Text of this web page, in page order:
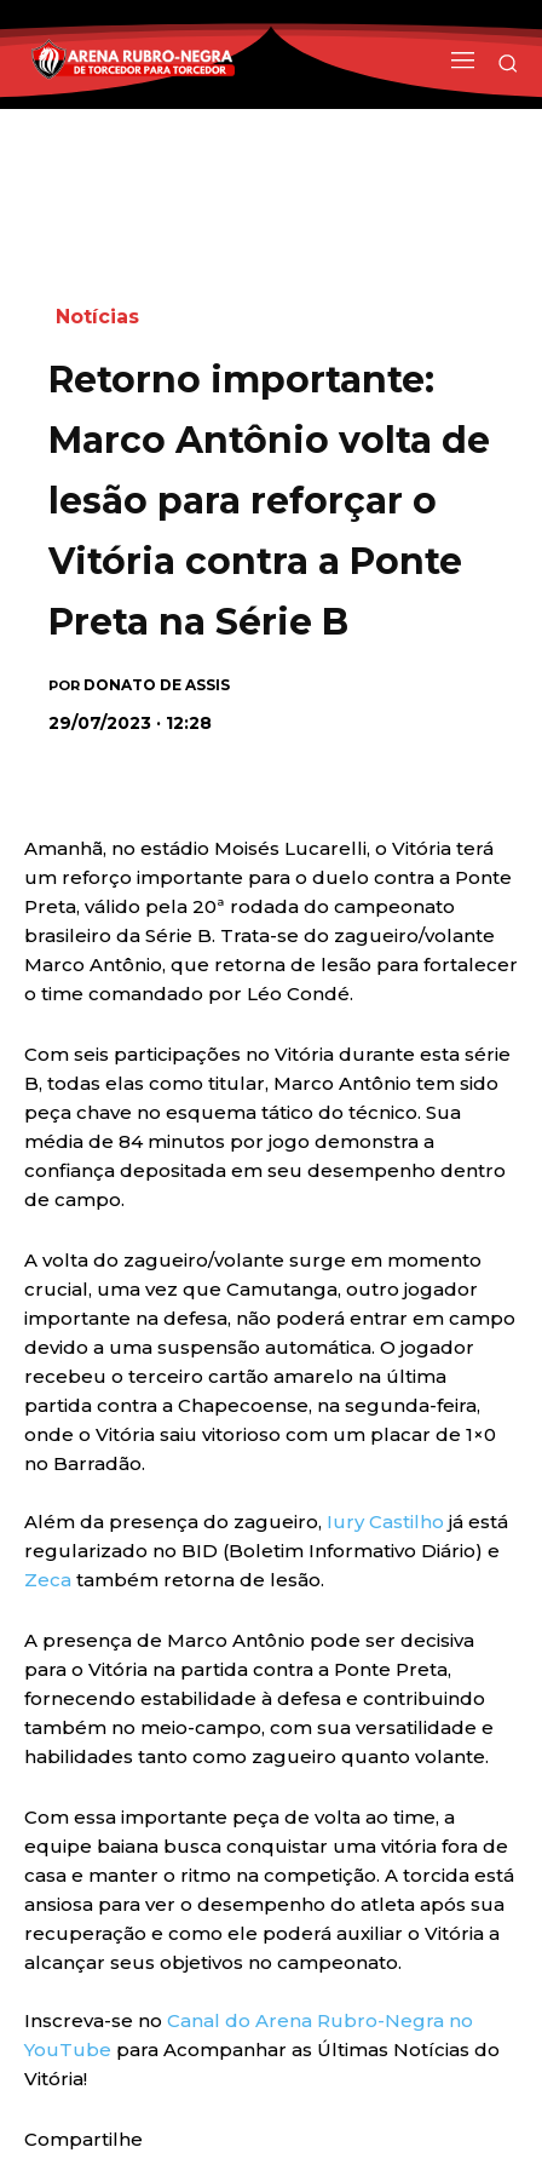
Notícias
Retorno importante:
Marco Antônio volta de
lesão para reforçar o
Vitória contra a Ponte
Preta na Série B
POR DONATO DE ASSIS
29/07/2023 · 12:28
Amanhã, no estádio Moisés Lucarelli, o Vitória terá
um reforço importante para o duelo contra a Ponte
Preta, válido pela 20ª rodada do campeonato
brasileiro da Série B. Trata-se do zagueiro/volante
Marco Antônio, que retorna de lesão para fortalecer
o time comandado por Léo Condé.
Com seis participações no Vitória durante esta série
B, todas elas como titular, Marco Antônio tem sido
peça chave no esquema tático do técnico. Sua
média de 84 minutos por jogo demonstra a
confiança depositada em seu desempenho dentro
de campo.
A volta do zagueiro/volante surge em momento
crucial, uma vez que Camutanga, outro jogador
importante na defesa, não poderá entrar em campo
devido a uma suspensão automática. O jogador
recebeu o terceiro cartão amarelo na última
partida contra a Chapecoense, na segunda-feira,
onde o Vitória saiu vitorioso com um placar de 1×0
no Barradão.
Além da presença do zagueiro, Iury Castilho já está
regularizado no BID (Boletim Informativo Diário) e
Zeca também retorna de lesão.
A presença de Marco Antônio pode ser decisiva
para o Vitória na partida contra a Ponte Preta,
fornecendo estabilidade à defesa e contribuindo
também no meio-campo, com sua versatilidade e
habilidades tanto como zagueiro quanto volante.
Com essa importante peça de volta ao time, a
equipe baiana busca conquistar uma vitória fora de
casa e manter o ritmo na competição. A torcida está
ansiosa para ver o desempenho do atleta após sua
recuperação e como ele poderá auxiliar o Vitória a
alcançar seus objetivos no campeonato.
Inscreva-se no Canal do Arena Rubro-Negra no
YouTube para Acompanhar as Últimas Notícias do
Vitória!
Compartilhe